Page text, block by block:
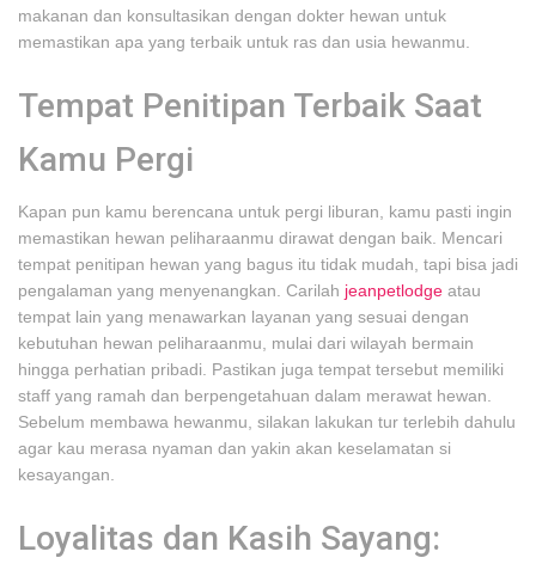
makanan dan konsultasikan dengan dokter hewan untuk
memastikan apa yang terbaik untuk ras dan usia hewanmu.
Tempat Penitipan Terbaik Saat
Kamu Pergi
Kapan pun kamu berencana untuk pergi liburan, kamu pasti ingin
memastikan hewan peliharaanmu dirawat dengan baik. Mencari
tempat penitipan hewan yang bagus itu tidak mudah, tapi bisa jadi
pengalaman yang menyenangkan. Carilah jeanpetlodge atau
tempat lain yang menawarkan layanan yang sesuai dengan
kebutuhan hewan peliharaanmu, mulai dari wilayah bermain
hingga perhatian pribadi. Pastikan juga tempat tersebut memiliki
staff yang ramah dan berpengetahuan dalam merawat hewan.
Sebelum membawa hewanmu, silakan lakukan tur terlebih dahulu
agar kau merasa nyaman dan yakin akan keselamatan si
kesayangan.
Loyalitas dan Kasih Sayang: